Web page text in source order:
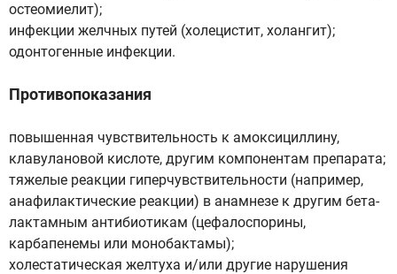
остеомиелит);
инфекции желчных путей (холецистит, холангит);
одонтогенные инфекции.
Противопоказания
повышенная чувствительность к амоксициллину,
клавулановой кислоте, другим компонентам препарата;
тяжелые реакции гиперчувствительности (например,
анафилактические реакции) в анамнезе к другим бета-
лактамным антибиотикам (цефалоспорины,
карбапенемы или монобактамы);
холестатическая желтуха и/или другие нарушения